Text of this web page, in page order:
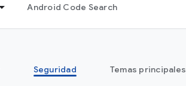
Android Code Search
Seguridad Temas principales